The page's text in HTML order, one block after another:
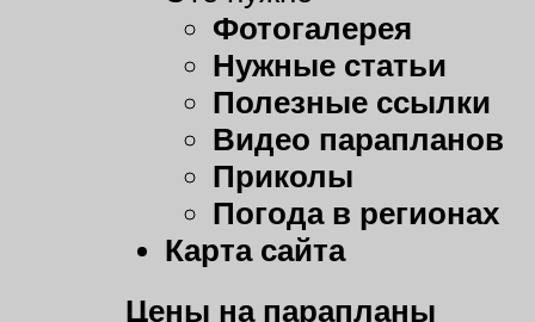
Фотогалерея
Нужные статьи
Полезные ссылки
Видео парапланов
Приколы
Погода в регионах
Карта сайта
Цены на парапланы